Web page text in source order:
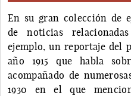
En su gran colección de
de noticias
ejemplo, un reportaje del
año 1915 que habla
acompañado de
1930 en el que